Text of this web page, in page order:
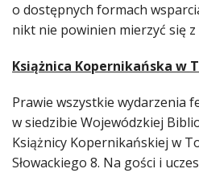
o dostępnych formach
nikt nie powinien mierzyć się
Książnica Kopernikańska w
Prawie wszystkie wydarzenia
w siedzibie Wojewódzkiej
Książnicy Kopernikańskiej w
Słowackiego 8. Na gości i